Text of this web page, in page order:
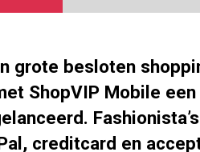
grote besloten
ShopVIP Mobile
creditcard en